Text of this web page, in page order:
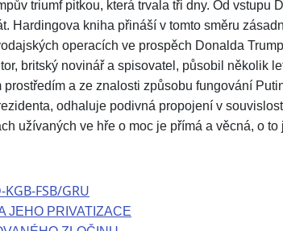
triumf pitkou, která trvala tři dny. Od vstupu
Hardingova kniha přináší v tomto směru
operacích ve prospěch Donalda
britský novinář a spisovatel, působil několik
a ze znalosti způsobu fungování
odhaluje podivná propojení v
užívaných ve hře o moc je přímá a věcná, o to
KGB-FSB/GRU
JEHO PRIVATIZACE